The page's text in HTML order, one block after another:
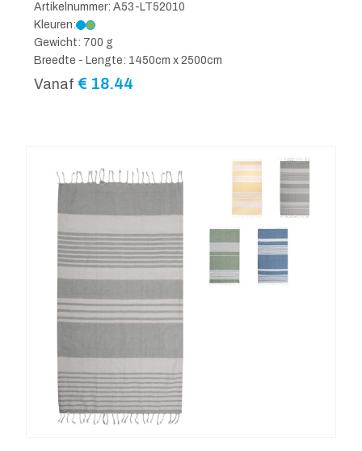
Artikelnummer: A53-LT52010
Kleuren:
Gewicht: 700 g
Breedte - Lengte: 1450cm x 2500cm
Vanaf € 18.44